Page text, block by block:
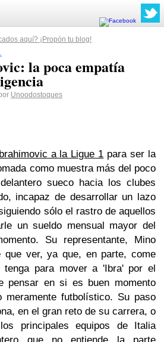
aquí? ¡Propón tu blog!
la poca empatía
Unoodostoques
a la Ligue 1 para ser la
como muestra más del poco
sueco hacia los clubes
incapaz de desarrollar un lazo
sólo el rastro de aquellos
un sueldo mensual mayor del
Su representante, Mino
que ver, ya que, en parte, come
tenga para mover a 'Ibra' por el
pensar en si es buen momento
futbolístico. Su paso
en el gran reto de su carrera, o
principales equipos de Italia